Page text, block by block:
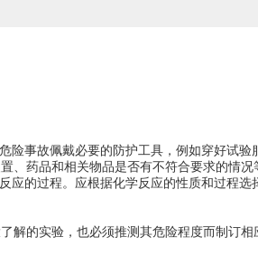
事故佩戴必要的防护工具，例如穿好试验
、药品和相关物品是否有不符合要求的情况
应的过程。应根据化学反应的性质和过程选
解的实验，也必须推测其危险程度而制订